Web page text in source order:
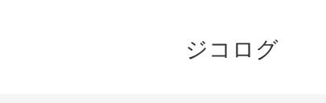
ジコログ